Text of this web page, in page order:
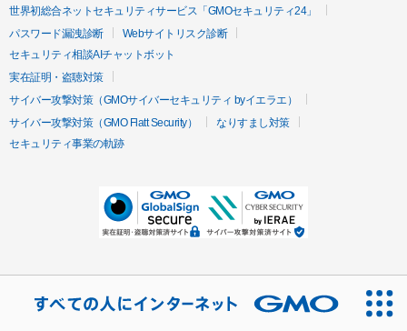
世界初総合ネットセキュリティサービス「GMOセキュリティ24」
パスワード漏洩診断
Webサイトリスク診断
セキュリティ相談AIチャットボット
実在証明・盗聴対策
サイバー攻撃対策（GMOサイバーセキュリティ byイエラエ）
サイバー攻撃対策（GMO Flatt Security）
なりすまし対策
セキュリティ事業の軌跡